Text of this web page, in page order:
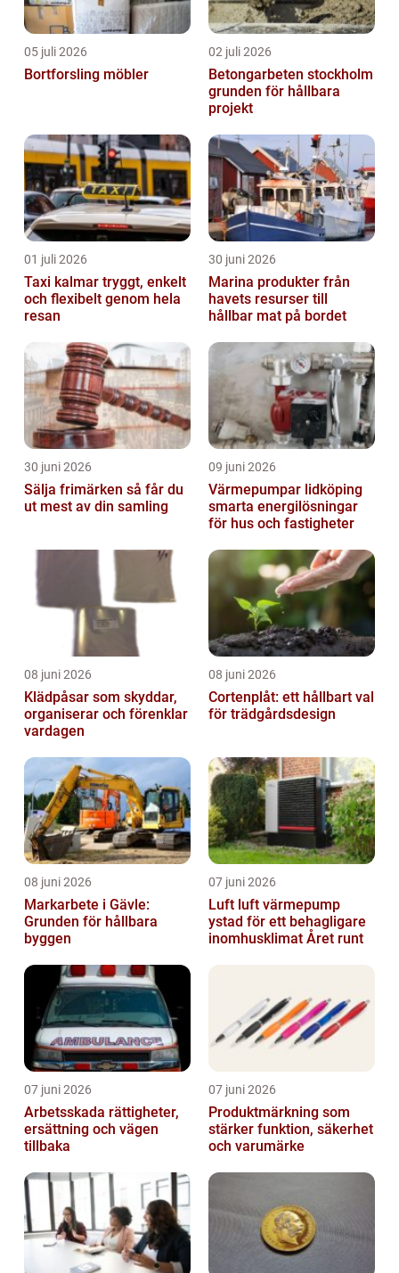
05 juli 2026
Bortforsling möbler
02 juli 2026
Betongarbeten stockholm
grunden för hållbara
projekt
01 juli 2026
Taxi kalmar tryggt, enkelt
och flexibelt genom hela
resan
30 juni 2026
Marina produkter från
havets resurser till
hållbar mat på bordet
30 juni 2026
Sälja frimärken så får du
ut mest av din samling
09 juni 2026
Värmepumpar lidköping
smarta energilösningar
för hus och fastigheter
08 juni 2026
Klädpåsar som skyddar,
organiserar och förenklar
vardagen
08 juni 2026
Cortenplåt: ett hållbart val
för trädgårdsdesign
08 juni 2026
Markarbete i Gävle:
Grunden för hållbara
byggen
07 juni 2026
Luft luft värmepump
ystad för ett behagligare
inomhusklimat Året runt
07 juni 2026
Arbetsskada rättigheter,
ersättning och vägen
tillbaka
07 juni 2026
Produktmärkning som
stärker funktion, säkerhet
och varumärke